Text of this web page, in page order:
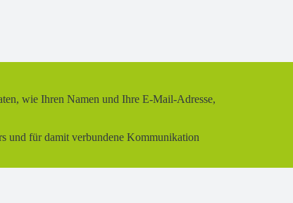
wie Ihren Namen und Ihre E-Mail-Adresse,
und für damit verbundene Kommunikation